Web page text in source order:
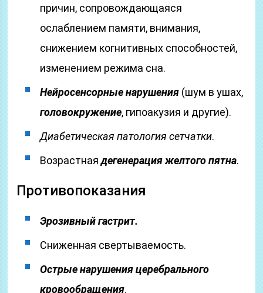
причин, сопровождающаяся
ослаблением памяти, внимания,
снижением когнитивных способностей,
изменением режима сна.
Нейросенсорные нарушения (шум в ушах,
головокружение, гипоакузия и другие).
Диабетическая патология сетчатки.
Возрастнаядегенерация желтого пятна.
Противопоказания
Эрозивный гастрит.
Сниженная свертываемость.
Острые нарушения церебрального
кровообращения.